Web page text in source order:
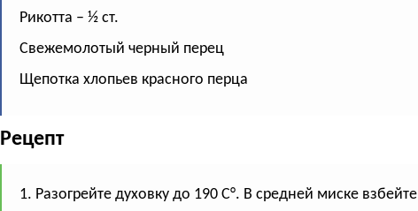
Рикотта – ½ ст.
Свежемолотый черный перец
Щепотка хлопьев красного перца
Рецепт
1. Разогрейте духовку до 190 С°. В средней миске взбейте